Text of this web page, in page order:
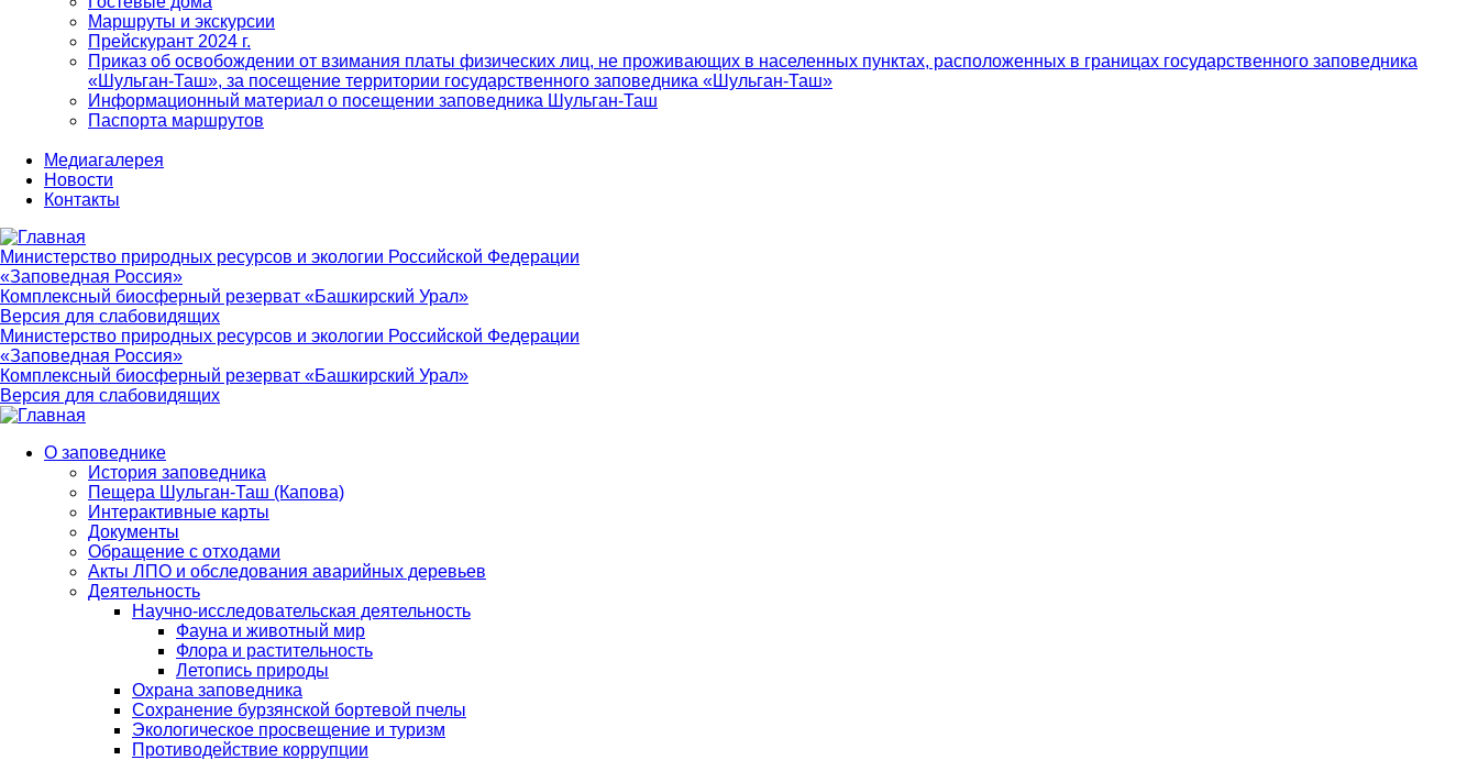
Маршруты и экскурсии
Прейскурант 2024 г.
Приказ об освобождении от взимания платы физических лиц, не проживающих в населенных пунктах, расположенных в границах государственного заповедника
«Шульган-Таш», за посещение территории государственного заповедника «Шульган-Таш»
Информационный материал о посещении заповедника Шульган-Таш
Паспорта маршрутов
Медиагалерея
Новости
Контакты
Министерство природных ресурсов и экологии Российской Федерации
«Заповедная Россия»
Комплексный биосферный резерват «Башкирский Урал»
Версия для слабовидящих
Министерство природных ресурсов и экологии Российской Федерации
«Заповедная Россия»
Комплексный биосферный резерват «Башкирский Урал»
Версия для слабовидящих
navigation
О заповеднике
История заповедника
Пещера Шульган-Таш (Капова)
Интерактивные карты
Документы
Обращение с отходами
Акты ЛПО и обследования аварийных деревьев
Деятельность
Научно-исследовательская деятельность
Фауна и животный мир
Флора и растительность
Летопись природы
Охрана заповедника
Сохранение бурзянской бортевой пчелы
Экологическое просвещение и туризм
Противодействие коррупции